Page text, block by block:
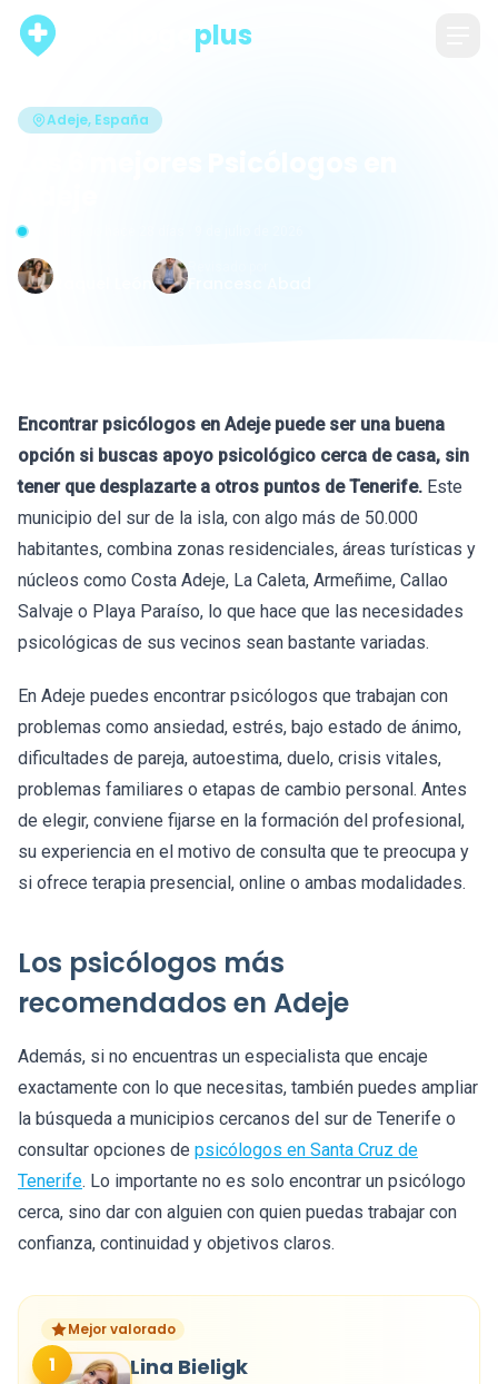
plus
Adeje, España
Actualizado hace 28 días · 9 de julio de 2026
Encontrar psicólogos en Adeje puede ser una buena
opción si buscas apoyo psicológico cerca de casa, sin
tener que desplazarte a otros puntos de Tenerife. Este
municipio del sur de la isla, con algo más de 50.000
habitantes, combina zonas residenciales, áreas turísticas y
núcleos como Costa Adeje, La Caleta, Armeñime, Callao
Salvaje o Playa Paraíso, lo que hace que las necesidades
psicológicas de sus vecinos sean bastante variadas.
En Adeje puedes encontrar psicólogos que trabajan con
problemas como ansiedad, estrés, bajo estado de ánimo,
dificultades de pareja, autoestima, duelo, crisis vitales,
problemas familiares o etapas de cambio personal. Antes
de elegir, conviene fijarse en la formación del profesional,
su experiencia en el motivo de consulta que te preocupa y
si ofrece terapia presencial, online o ambas modalidades.
Los psicólogos más
recomendados en Adeje
Además, si no encuentras un especialista que encaje
exactamente con lo que necesitas, también puedes ampliar
la búsqueda a municipios cercanos del sur de Tenerife o
consultar opciones de psicólogos en Santa Cruz de
Tenerife. Lo importante no es solo encontrar un psicólogo
cerca, sino dar con alguien con quien puedas trabajar con
confianza, continuidad y objetivos claros.
Mejor valorado
1 Lina Bieligk